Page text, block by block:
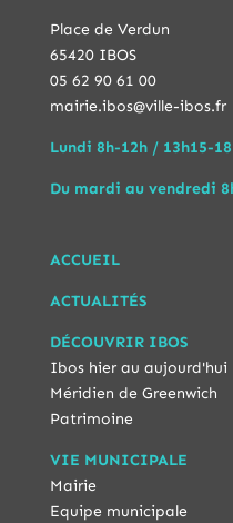
Place de Verdun
65420 IBOS
05 62 90 61 00
mairie.ibos@ville-ibos.fr
Lundi 8h-12h / 13h15-
Du mardi au vendredi
ACCUEIL
ACTUALITÉS
DÉCOUVRIR IBOS
Ibos hier au aujourd'hui
Méridien de Greenwich
Patrimoine
VIE MUNICIPALE
Mairie
Equipe municipale